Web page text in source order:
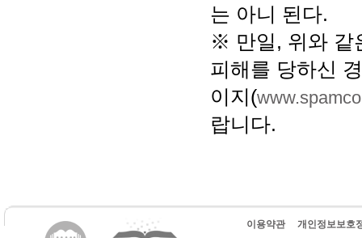
는 아니 된다.
※ 만일, 위와 같
피해를 당하신
이지(
랍니다.
이용약관 개인정보보호